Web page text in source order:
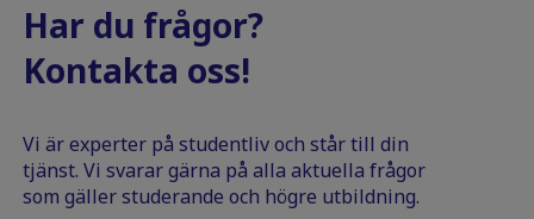
Har du frågor?
Kontakta oss!
Vi är experter på studentliv och står till din
tjänst. Vi svarar gärna på alla aktuella frågor
som gäller studerande och högre utbildning.